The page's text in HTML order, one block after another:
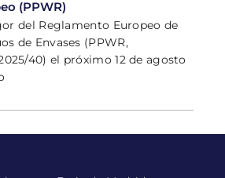
(PPWR)
del Reglamento Europeo de
de Envases (PPWR,
40) el próximo 12 de agosto